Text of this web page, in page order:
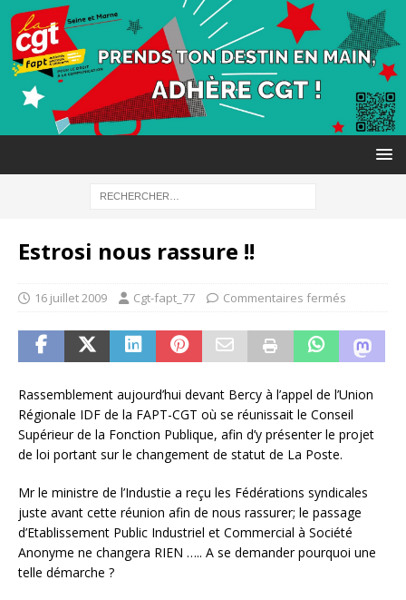
Estrosi nous rassure !!
16 juillet 2009 Cgt-fapt_77 Commentaires fermés
Rassemblement aujourd’hui devant Bercy à l’appel de l’Union
Régionale IDF de la FAPT-CGT où se réunissait le Conseil
Supérieur de la Fonction Publique, afin d’y présenter le projet
de loi portant sur le changement de statut de La Poste.
Mr le ministre de l’Industie a reçu les Fédérations syndicales
juste avant cette réunion afin de nous rassurer; le passage
d’Etablissement Public Industriel et Commercial à Société
Anonyme ne changera RIEN ….. A se demander pourquoi une
telle démarche ?